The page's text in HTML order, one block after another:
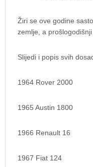
Žiri se ove godine
zemlje, a
Slijedi i popis svih
1964 Rover 2000
1965 Austin 1800
1966 Renault 16
1967 Fiat 124